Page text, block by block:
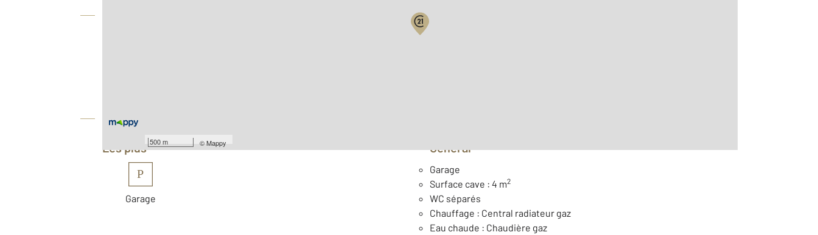
500 m ©Mappy
Équipements
Les plus
P
Garage
Général
Garage
Surface cave : 4 m2
WC séparés
Chauffage : Central radiateur gaz
Eau chaude : Chaudière gaz